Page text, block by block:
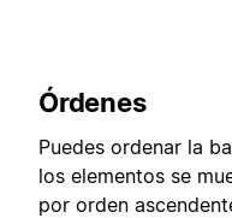
Órdenes
Puedes ordenar la
los elementos se
por orden